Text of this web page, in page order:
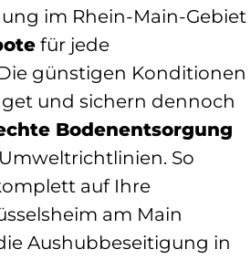
im Rhein-Main-Gebiet
für jede
günstigen Konditionen
und sichern dennoch
Bodenentsorgung
So
auf Ihre
am Main
Aushubbeseitigung in